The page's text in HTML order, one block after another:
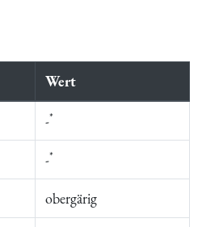
Wert
-*
-*
obergärig